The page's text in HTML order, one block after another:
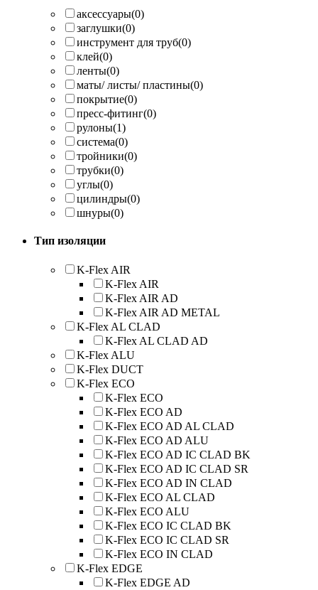
аксессуары(0)
заглушки(0)
инструмент для труб(0)
клей(0)
ленты(0)
маты/ листы/ пластины(0)
покрытие(0)
пресс-фитинг(0)
рулоны(1)
система(0)
тройники(0)
трубки(0)
углы(0)
цилиндры(0)
шнуры(0)
Тип изоляции
K-Flex AIR
K-Flex AIR
K-Flex AIR AD
K-Flex AIR AD METAL
K-Flex AL CLAD
K-Flex AL CLAD AD
K-Flex ALU
K-Flex DUCT
K-Flex ECO
K-Flex ECO
K-Flex ECO AD
K-Flex ECO AD AL CLAD
K-Flex ECO AD ALU
K-Flex ECO AD IC CLAD BK
K-Flex ECO AD IC CLAD SR
K-Flex ECO AD IN CLAD
K-Flex ECO AL CLAD
K-Flex ECO ALU
K-Flex ECO IC CLAD BK
K-Flex ECO IC CLAD SR
K-Flex ECO IN CLAD
K-Flex EDGE
K-Flex EDGE AD